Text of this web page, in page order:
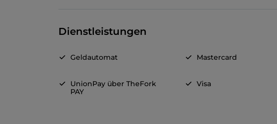
Dienstleistungen
Geldautomat Mastercard
UnionPay über TheFork
PAY
Visa